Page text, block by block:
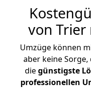
von Trier
Umzüge können
aber keine
diegünstigste
professionellen